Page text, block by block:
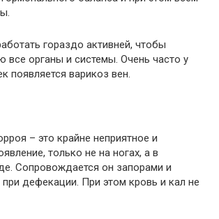
гораздо активней, чтобы
все органы и системы. Очень часто у
появляется варикоз вен.
– это крайне неприятное и
только не на ногах, а в
Сопровождается он запорами и
дефекации. При этом кровь и кал не